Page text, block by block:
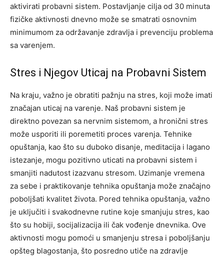
aktivirati probavni sistem. Postavljanje cilja od 30 minuta
fizičke aktivnosti dnevno može se smatrati osnovnim
minimumom za održavanje zdravlja i prevenciju problema
sa varenjem.
Stres i Njegov Uticaj na Probavni Sistem
Na kraju, važno je obratiti pažnju na stres, koji može imati
značajan uticaj na varenje. Naš probavni sistem je
direktno povezan sa nervnim sistemom, a hronični stres
može usporiti ili poremetiti proces varenja. Tehnike
opuštanja, kao što su duboko disanje, meditacija i lagano
istezanje, mogu pozitivno uticati na probavni sistem i
smanjiti nadutost izazvanu stresom. Uzimanje vremena
za sebe i praktikovanje tehnika opuštanja može značajno
poboljšati kvalitet života. Pored tehnika opuštanja, važno
je uključiti i svakodnevne rutine koje smanjuju stres, kao
što su hobiji, socijalizacija ili čak vođenje dnevnika. Ove
aktivnosti mogu pomoći u smanjenju stresa i poboljšanju
opšteg blagostanja, što posredno utiče na zdravlje